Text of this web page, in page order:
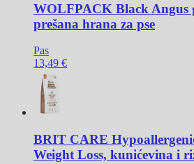
WOLFPACK Black Angus
prešana hrana za pse
Pas
13,49 €
BRIT CARE
Weight Loss, kunićevina i